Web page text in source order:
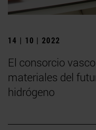
14 | 10 | 2022
El consorcio
materiales del
hidrógeno